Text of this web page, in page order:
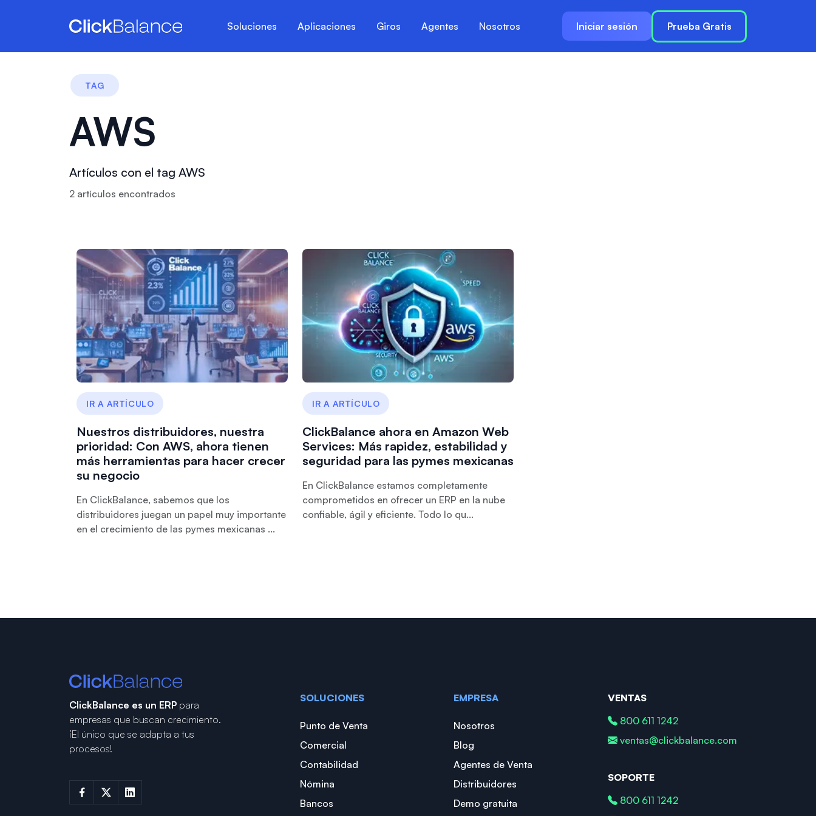
Soluciones Aplicaciones Giros Agentes Nosotros Iniciar sesión Prueba Gratis
TAG
AWS
Artículos con el tag AWS
2 artículos encontrados
IR A ARTÍCULO
Nuestros distribuidores, nuestra
prioridad: Con AWS, ahora tienen
más herramientas para hacer crecer
su negocio
En ClickBalance, sabemos que los
distribuidores juegan un papel muy importante
en el crecimiento de las pymes mexicanas ...
IR A ARTÍCULO
ClickBalance ahora en Amazon Web
Services: Más rapidez, estabilidad y
seguridad para las pymes mexicanas
En ClickBalance estamos completamente
comprometidos en ofrecer un ERP en la nube
confiable, ágil y eficiente. Todo lo qu...
ClickBalance es un ERP para
empresas que buscan crecimiento.
¡El único que se adapta a tus
procesos!
SOLUCIONES
Punto de Venta
Comercial
Contabilidad
Nómina
Bancos
EMPRESA
Nosotros
Blog
Agentes de Venta
Distribuidores
Demo gratuita
VENTAS
800 611 1242
ventas@clickbalance.com
SOPORTE
800 611 1242